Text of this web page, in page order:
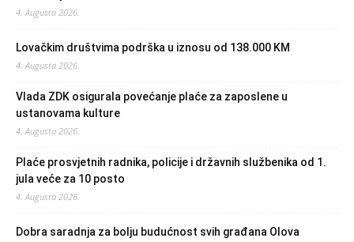
4. Augusta 2026.
Lovačkim društvima podrška u iznosu od 138.000 KM
4. Augusta 2026.
Vlada ZDK osigurala povećanje plaće za zaposlene u
ustanovama kulture
4. Augusta 2026.
Plaće prosvjetnih radnika, policije i državnih službenika od 1.
jula veće za 10 posto
4. Augusta 2026.
Dobra saradnja za bolju budućnost svih građana Olova